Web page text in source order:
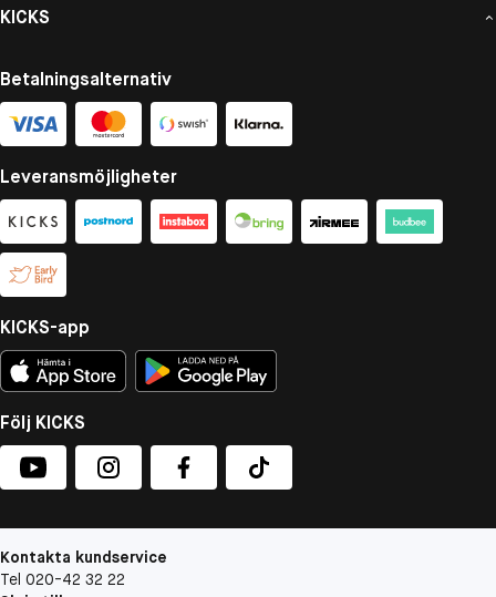
KICKS
Betalningsalternativ
Leveransmöjligheter
KICKS-app
Följ KICKS
Kontakta kundservice
Tel 020-42 32 22